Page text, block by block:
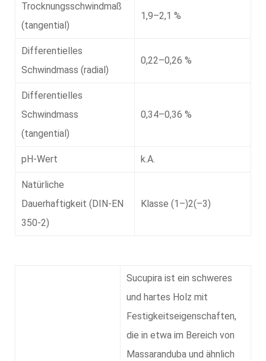
Trocknungsschwindmaß
(tangential)
1,9–2,1 %
Differentielles
Schwindmass (radial)
0,22–0,26 %
Differentielles
Schwindmass
(tangential)
0,34–0,36 %
pH-Wert k.A.
Natürliche
Dauerhaftigkeit (DIN-EN
350-2)
Klasse (1–)2(–3)
Sucupira ist ein schweres
und hartes Holz mit
Festigkeitseigenschaften,
die in etwa im Bereich von
Massaranduba und ähnlich